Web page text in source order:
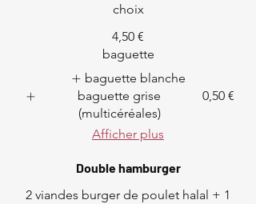
choix
4,50 €
baguette
baguette blanche
baguette grise
(multicéréales)
0,50 €
Afficher plus
Double hamburger
2 viandes burger de poulet halal + 1